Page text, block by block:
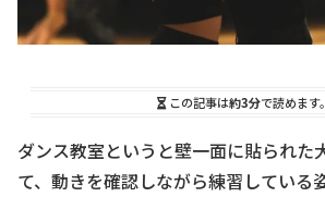
この記事は約3分で読めます。
ダンス教室というと壁一面に貼られた
て、動きを確認しながら練習している